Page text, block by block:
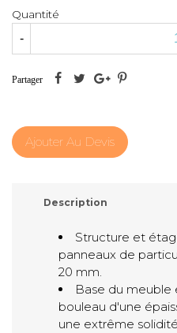
Quantité
-
Partager
Ajouter Au Devis
Description
Structure et
panneaux de
20 mm.
Base du
bouleau d'une
une extrême